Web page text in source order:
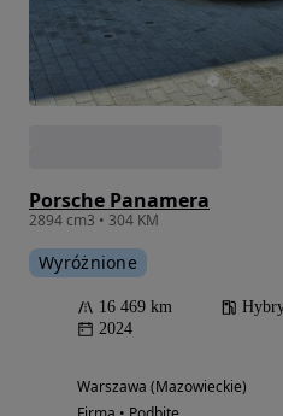
Porsche Panamera
2894 cm3 • 304 KM
Wyróżnione
16 469 km
2024
Warszawa (Mazowieckie)